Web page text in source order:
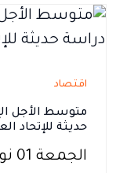
اقتصاد
حديثة للإتحاد
الجمعة 01 نونبر 2024